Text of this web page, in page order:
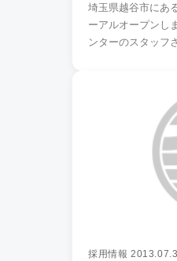
埼玉県越谷市にあ
ーアルオープンし
採用情報